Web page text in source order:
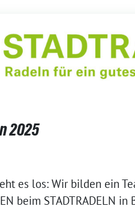
2025
es los: Wir bilden ein
beim STADTRADELN in